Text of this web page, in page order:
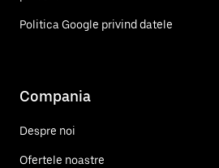
Politica Google privind datele
Compania
Despre noi
Ofertele noastre